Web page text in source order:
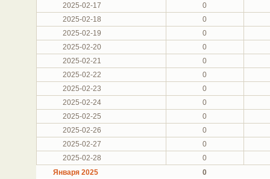
2025-02-17
0
2025-02-18
0
2025-02-19
0
2025-02-20
0
2025-02-21
0
2025-02-22
0
2025-02-23
0
2025-02-24
0
2025-02-25
0
2025-02-26
0
2025-02-27
0
2025-02-28
0
Января 2025
0